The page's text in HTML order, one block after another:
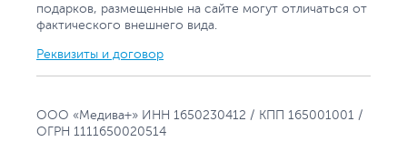
подарков, размещенные на сайте могут отличаться от
фактического внешнего вида.
Реквизиты и договор
ООО «Медива+» ИНН 1650230412 / КПП 165001001 /
ОГРН 1111650020514